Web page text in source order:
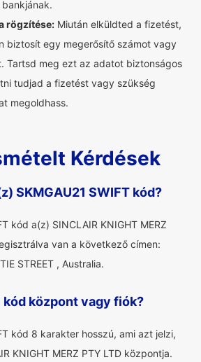
rögzítése: Miután elküldted a fizetést,
biztosít egy megerősítő számot vagy
Tartsd meg ezt az adatot biztonságos
tudjad a fizetést vagy szükség
megoldhass.
Kérdések
SKMGAU21 SWIFT kód?
kód a(z) SINCLAIR KNIGHT MERZ
van a következő címen:
STREET , Australia.
kód központ vagy fiók?
kód 8 karakter hosszú, ami azt jelzi,
KNIGHT MERZ PTY LTD központja.